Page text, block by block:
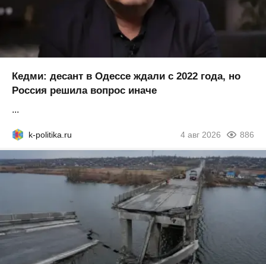
Кедми: десант в Одессе ждали с 2022 года, но
Россия решила вопрос иначе
...
k-politika.ru 4 авг 2026 886